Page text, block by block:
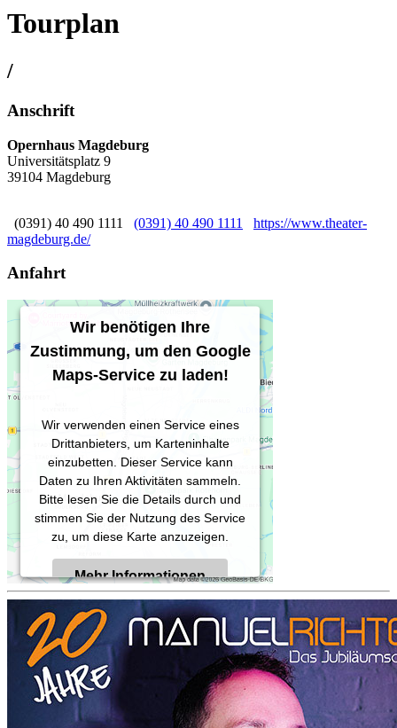
Tourplan
/
Anschrift
Opernhaus Magdeburg
Universitätsplatz 9
39104 Magdeburg
(0391) 40 490 1111 (0391) 40 490 1111
https://www.theater-
magdeburg.de/
Anfahrt
Wir benötigen Ihre
Zustimmung, um den Google
Maps-Service zu laden!
Wir verwenden einen Service eines
Drittanbieters, um Karteninhalte
einzubetten. Dieser Service kann
Daten zu Ihren Aktivitäten sammeln.
Bitte lesen Sie die Details durch und
stimmen Sie der Nutzung des Service
zu, um diese Karte anzuzeigen.
Mehr Informationen
Akzeptieren
Powered by
Usercentrics Consent
Management Platform